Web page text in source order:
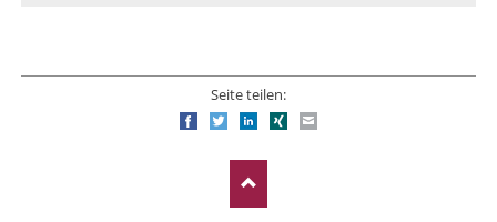
Seite teilen:
FacebookTwitterLinkedIn
Xing